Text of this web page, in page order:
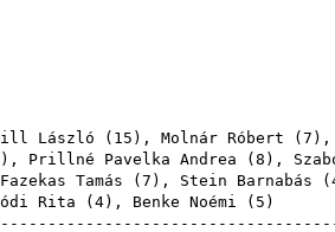
László ( 15 ), Molnár Róbert ( 7 ),
), Prillné Pavelka Andrea ( 8 ),
Fazekas Tamás ( 7 ), Stein Barnabás (
Rita ( 4), Benke Noémi ( 5